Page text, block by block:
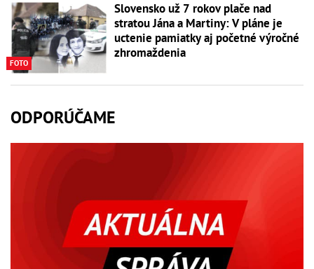
FOTO
Slovensko už 7 rokov plače nad
stratou Jána a Martiny: V pláne je
uctenie pamiatky aj početné výročné
zhromaždenia
ODPORÚČAME